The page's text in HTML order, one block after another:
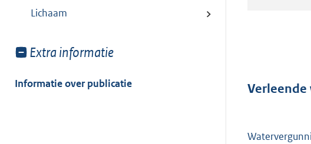
van:
Lichaam
Toon
van:
Extra informatie
Informatie over publicatie Verleende